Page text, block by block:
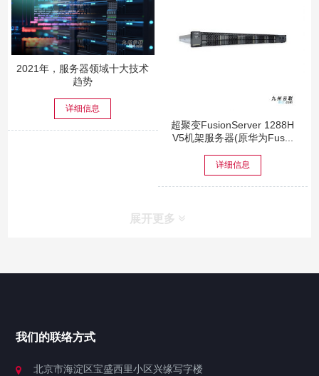
2021年，服务器领域十大技术
趋势
详细信息
超聚变FusionServer 1288H
V5机架服务器(原华为Fus...
详细信息
展开更多
我们的联络方式
北京市海淀区宝盛西里小区兴缘写字楼